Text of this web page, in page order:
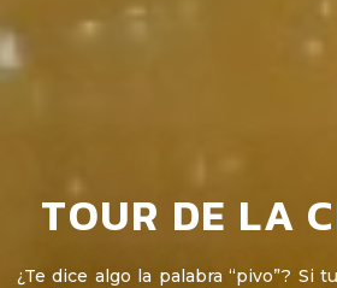
TOUR DE LA
¿Te dice algo la palabra “pivo”? Si